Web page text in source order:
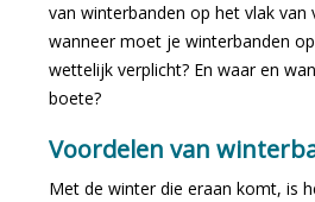
van winterbanden op het vlak van
wanneer moet je winterbanden
wettelijk verplicht? En waar en
boete?
Voordelen van
Met de winter die eraan komt, is